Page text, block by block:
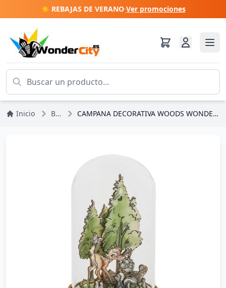
☀️ REBAJAS DE VERANO·Ver promociones
Inicio Bambi CAMPANA DECORATIVA WOODS WONDER - DISNEY ENCHANTING